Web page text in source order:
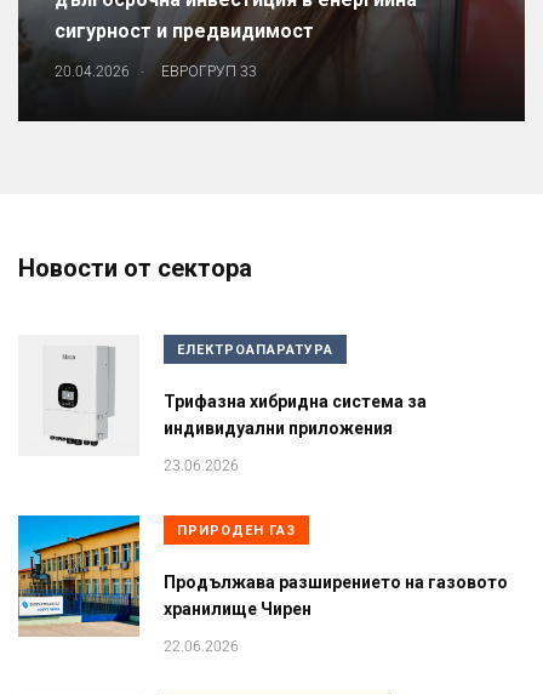
сигурност и предвидимост
20.04.2026 . ЕВРОГРУП 33
Новости от сектора
ЕЛЕКТРОАПАРАТУРА
Трифазна хибридна система за
индивидуални приложения
23.06.2026
ПРИРОДЕН ГАЗ
Продължава разширението на газовото
хранилище Чирен
22.06.2026